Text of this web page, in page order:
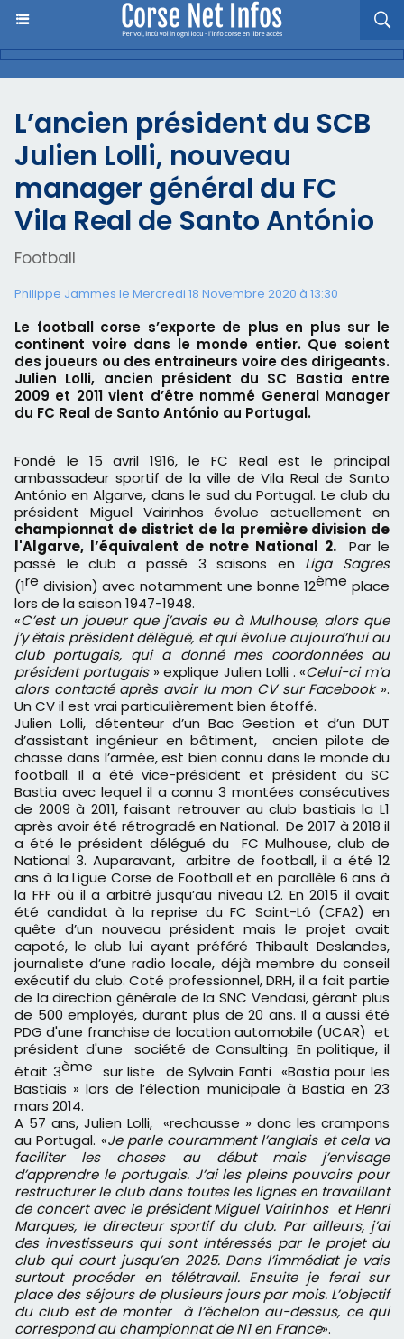
L’ancien président du SCB
Julien Lolli, nouveau
manager général du FC
Vila Real de Santo António
Football
Philippe Jammes le Mercredi 18 Novembre 2020 à 13:30
Le football corse s’exporte de plus en plus sur le
continent voire dans le monde entier. Que soient
des joueurs ou des entraineurs voire des dirigeants.
Julien Lolli, ancien président du SC Bastia entre
2009 et 2011 vient d’être nommé General Manager
du FC Real de Santo António au Portugal.
Fondé le 15 avril 1916, le FC Real est le principal
ambassadeur sportif de la ville de Vila Real de Santo
António en Algarve, dans le sud du Portugal. Le club du
président Miguel Vairinhos évolue actuellement en
championnat de district de la première division de
l'Algarve, l’équivalent de notre National 2.
Par le
passé le club a passé 3 saisons en Liga Sagres
(1re division) avec notamment une bonne 12ème place
lors de la saison 1947-1948.
«C’est un joueur que j’avais eu à Mulhouse, alors que
j’y étais président délégué, et qui évolue aujourd’hui au
club portugais, qui a donné mes coordonnées au
président portugais» explique Julien Lolli . «Celui-cim’a
alors contacté après avoir lu mon CV sur Facebook ».
Un CV il est vrai particulièrement bien étoffé.
Julien Lolli, détenteur d’un Bac Gestion et d’un DUT
d’assistant ingénieur en bâtiment, ancien pilote de
chasse dans l’armée, est bien connu dans le monde du
football. Il a été vice-président et président du SC
Bastia avec lequel il a connu 3 montées consécutives
de 2009 à 2011, faisant retrouver au club bastiais la L1
après avoir été rétrogradé en National. De 2017 à 2018 il
a été le président délégué du FC Mulhouse, club de
National 3. Auparavant, arbitre de football, il a été 12
ans à la Ligue Corse de Football et en parallèle 6 ans à
la FFF où il a arbitré jusqu’au niveau L2. En 2015 il avait
été candidat à la reprise du FC Saint-Lô (CFA2) en
quête d’un nouveau président mais le projet avait
capoté, le club lui ayant préféré Thibault Deslandes,
journaliste d’une radio locale, déjà membre du conseil
exécutif du club. Coté professionnel, DRH, il a fait partie
de la direction générale de la SNC Vendasi, gérant plus
de 500 employés, durant plus de 20 ans. Il a aussi été
PDG d'une franchise de location automobile (UCAR) et
président d'une société de Consulting. En politique, il
était 3ème sur liste de Sylvain Fanti «Bastia pour les
Bastiais » lors de l’élection municipale à Bastia en 23
mars 2014.
A 57 ans, Julien Lolli, «rechausse » donc les crampons
au Portugal. «Je parle couramment l’anglais et cela va
faciliter les choses au début mais j’envisage
d’apprendre le portugais. J’ai les pleins pouvoirs pour
restructurer le club dans toutes les lignes en travaillant
de concert avec le présidentMiguel Vairinhoset Henri
Marques, le directeur sportif du club. Par ailleurs, j’ai
des investisseurs qui sont intéressés par le projet du
club qui court jusqu’en 2025. Dans l’immédiat je vais
surtout procéder en télétravail. Ensuite je ferai sur
place des séjours de plusieurs jours par mois. L’objectif
du club est de monter à l’échelon au-dessus, ce qui
correspond au championnat de N1 en France».